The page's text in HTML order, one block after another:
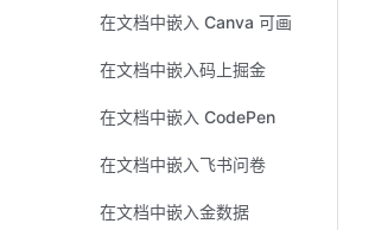
在文档中嵌入 Canva 可画
在文档中嵌入码上掘金
在文档中嵌入 CodePen
在文档中嵌入飞书问卷
在文档中嵌入金数据